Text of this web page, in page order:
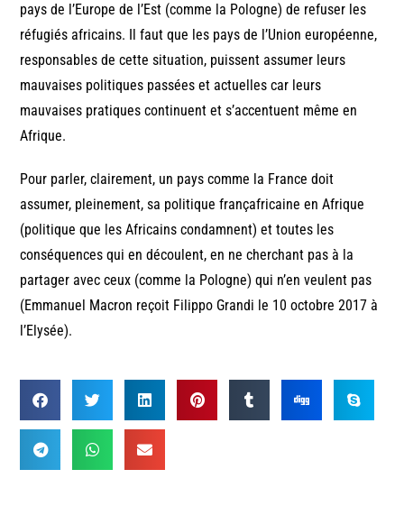
pays de l’Europe de l’Est (comme la Pologne) de refuser les
réfugiés africains. Il faut que les pays de l’Union européenne,
responsables de cette situation, puissent assumer leurs
mauvaises politiques passées et actuelles car leurs
mauvaises pratiques continuent et s’accentuent même en
Afrique.
Pour parler, clairement, un pays comme la France doit
assumer, pleinement, sa politique françafricaine en Afrique
(politique que les Africains condamnent) et toutes les
conséquences qui en découlent, en ne cherchant pas à la
partager avec ceux (comme la Pologne) qui n’en veulent pas
(Emmanuel Macron reçoit Filippo Grandi le 10 octobre 2017 à
l’Elysée).